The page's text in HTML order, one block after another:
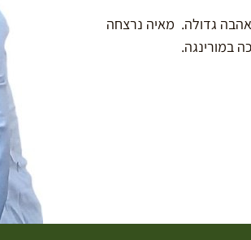
גדולה. מאיה נרצחה